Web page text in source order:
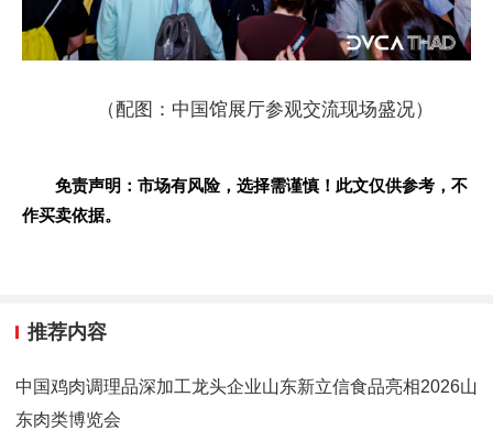
（配图：中国馆展厅参观交流现场盛况）
免责声明：市场有风险，选择需谨慎！此文仅供参考，不
作买卖依据。
推荐内容
中国鸡肉调理品深加工龙头企业山东新立信食品亮相2026山
东肉类博览会